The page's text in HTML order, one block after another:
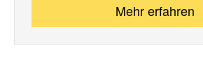
Mehr erfahren